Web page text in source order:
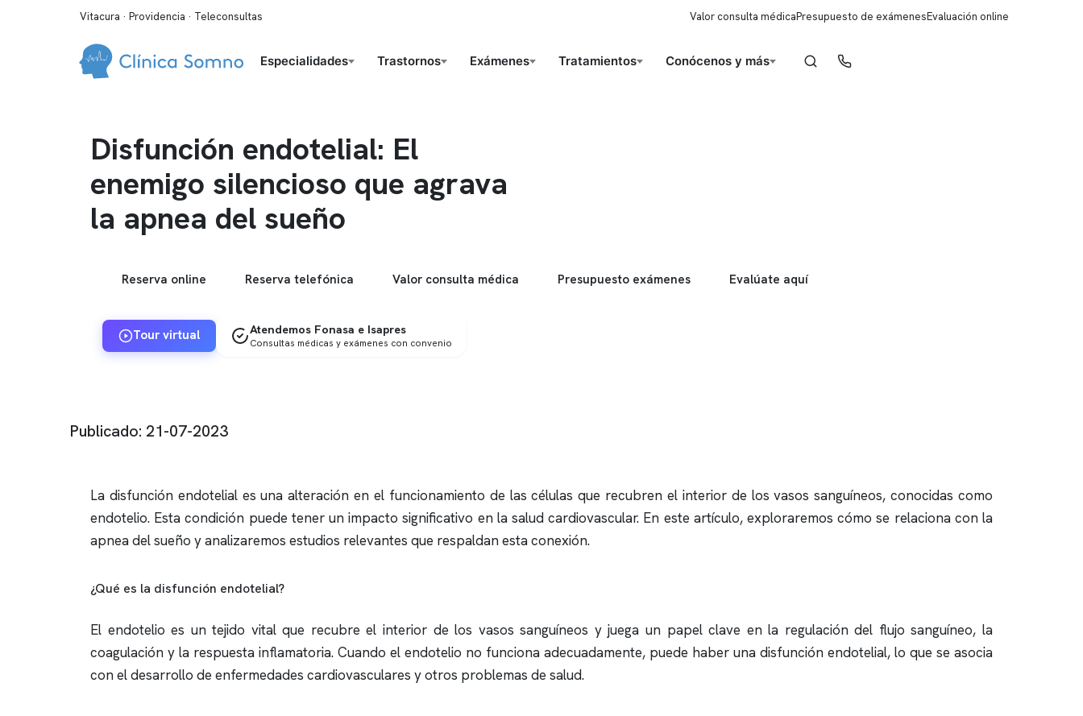
Vitacura · Providencia · Teleconsultas Valor consulta médicaPresupuesto de exámenesEvaluación online
Especialidades Trastornos Exámenes Tratamientos Conócenos y más
Disfunción endotelial: El
enemigo silencioso que agrava
la apnea del sueño
Reserva online Reserva telefónica Valor consulta médica Presupuesto exámenes Evalúate aquí
Tour virtual Atendemos Fonasa e Isapres
Consultas médicas y exámenes con convenio
Publicado: 21-07-2023
La disfunción endotelial es una alteración en el funcionamiento de las células que recubren el interior de los vasos sanguíneos, conocidas como
endotelio. Esta condición puede tener un impacto significativo en la salud cardiovascular. En este artículo, exploraremos cómo se relaciona con la
apnea del sueño y analizaremos estudios relevantes que respaldan esta conexión.
¿Qué es la disfunción endotelial?
El endotelio es un tejido vital que recubre el interior de los vasos sanguíneos y juega un papel clave en la regulación del flujo sanguíneo, la
coagulación y la respuesta inflamatoria. Cuando el endotelio no funciona adecuadamente, puede haber una disfunción endotelial, lo que se asocia
con el desarrollo de enfermedades cardiovasculares y otros problemas de salud.